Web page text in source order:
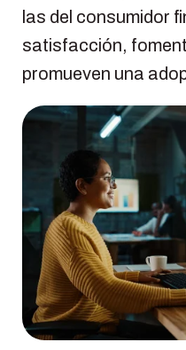
las del consumidor
satisfacción,
promueven una